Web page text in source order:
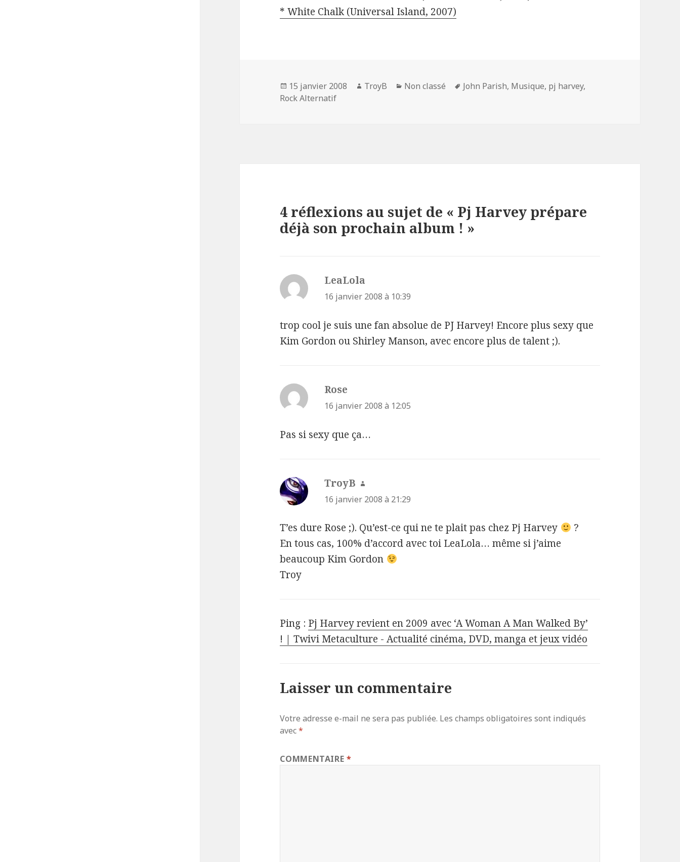
* White Chalk (Universal Island, 2007)
Publié
le
15 janvier 2008 Auteur
TroyB Catégories
Non classé
Mots-
John Parish, Musique, pj harvey,
Rock Alternatif
4 réflexions au sujet de « Pj Harvey prépare
déjà son prochain album ! »
LeaLola
16 janvier 2008 à 10:39
trop cool je suis une fan absolue de PJ Harvey! Encore plus sexy que
Kim Gordon ou Shirley Manson, avec encore plus de talent ;).
Rose
16 janvier 2008 à 12:05
Pas si sexy que ça…
TroyB dit :
16 janvier 2008 à 21:29
T’es dure Rose ;). Qu’est-ce qui ne te plait pas chez Pj Harvey
?
En tous cas, 100% d’accord avec toi LeaLola… même si j’aime
beaucoup Kim Gordon
Troy
Ping : Pj Harvey revient en 2009 avec ‘A Woman A Man Walked By’
! | Twivi Metaculture - Actualité cinéma, DVD, manga et jeux vidéo
Laisser un commentaire
Votre adresse e-mail ne sera pas publiée. Les champs obligatoires sont indiqués
avec*
COMMENTAIRE*